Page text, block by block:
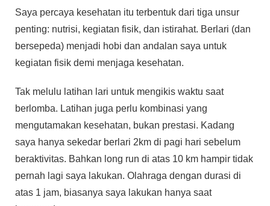
Saya percaya kesehatan itu terbentuk dari tiga unsur
penting: nutrisi, kegiatan fisik, dan istirahat. Berlari (dan
bersepeda) menjadi hobi dan andalan saya untuk
kegiatan fisik demi menjaga kesehatan.
Tak melulu latihan lari untuk mengikis waktu saat
berlomba. Latihan juga perlu kombinasi yang
mengutamakan kesehatan, bukan prestasi. Kadang
saya hanya sekedar berlari 2km di pagi hari sebelum
beraktivitas. Bahkan long run di atas 10 km hampir tidak
pernah lagi saya lakukan. Olahraga dengan durasi di
atas 1 jam, biasanya saya lakukan hanya saat